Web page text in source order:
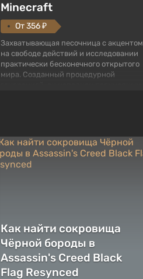
Minecraft
От 356 ₽
Захватывающая песочница с акцентом
на свободе действий и исследовании
практически бесконечного открытого
мира. Созданный процедурной
Игроку дана по...
Как найти сокровища
Чёрной бороды в
Assassin's Creed Black
Flag Resynced